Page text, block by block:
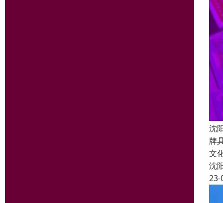
沈
牌
文
沈
23-